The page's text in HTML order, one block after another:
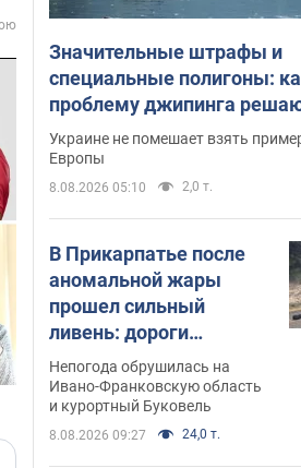
Значительные штрафы и
специальные полигоны:
проблему джипинга
границей
Украине не помешает взять
Европы
8.08.2026 05:10 2,0 т.
В Прикарпатье после
аномальной жары
прошел сильный
ливень: дороги
превратились в реки.
Видео
Непогода обрушилась на
Ивано-Франковскую область
и курортный Буковель
8.08.2026 09:27 24,0 т.